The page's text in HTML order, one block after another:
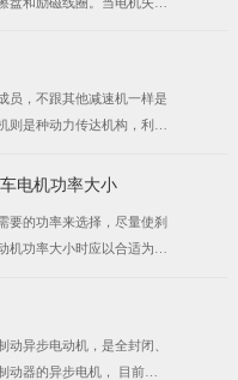
大的摩擦力矩，达到制动的
员，不跟其他减速机一样是
则是种动力传达机构，利用
动领域还是减速领域应用
电机功率大小
要的功率来选择，尽量使刹
功率大小时应以合适为宗
车”现象，造成电动机长期
动异步电动机，是全封闭、
动器的异步电机， 目前刹